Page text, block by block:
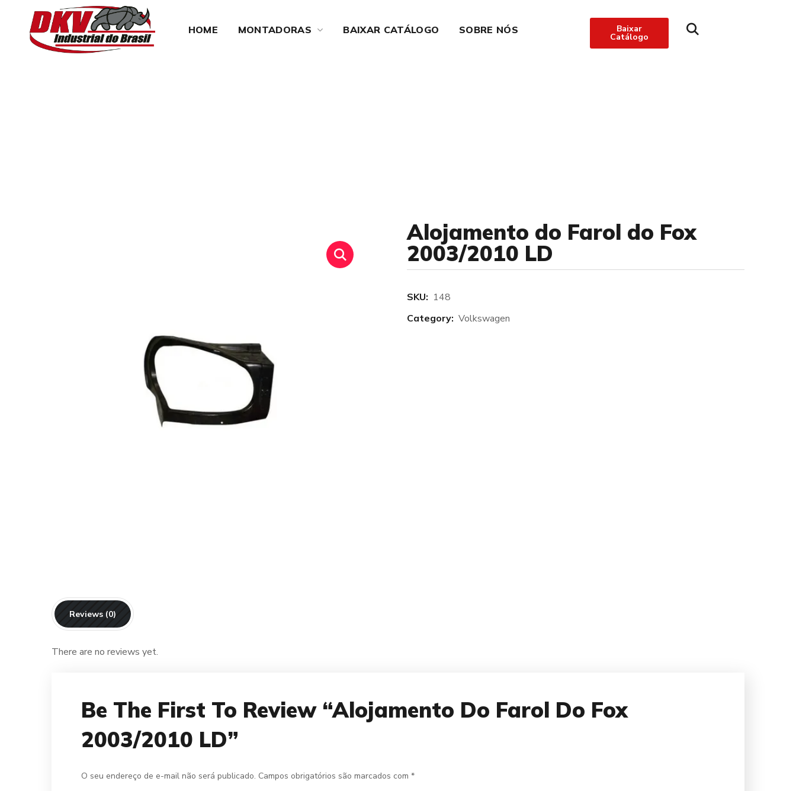
HOME MONTADORAS BAIXAR CATÁLOGO SOBRE NÓS Baixar
Catálogo
Alojamento do Farol do Fox
2003/2010 LD
SKU: 148
Category: Volkswagen
Reviews (0)
There are no reviews yet.
Be The First To Review “Alojamento Do Farol Do Fox
2003/2010 LD”
O seu endereço de e-mail não será publicado. Campos obrigatórios são marcados com *